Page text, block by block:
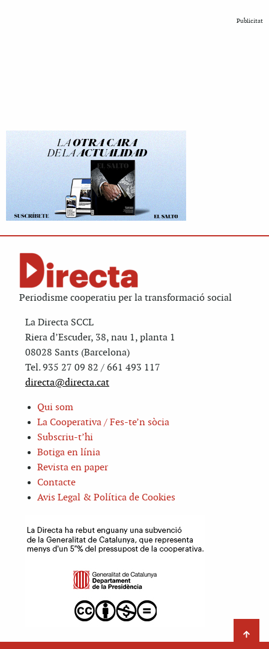
Publicitat
Periodisme cooperatiu per la transformació social
La Directa SCCL
Riera d’Escuder, 38, nau 1, planta 1
08028 Sants (Barcelona)
Tel. 935 27 09 82 / 661 493 117
directa@directa.cat
Qui som
La Cooperativa / Fes-te’n sòcia
Subscriu-t’hi
Botiga en línia
Revista en paper
Contacte
Avis Legal & Política de Cookies